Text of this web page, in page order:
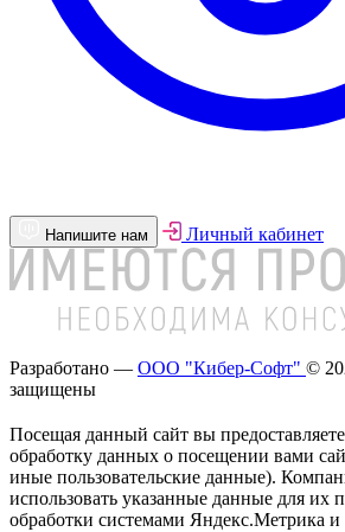
Напишите нам Личный кабинет
Разработано — ООО "Кибер-Софт" ©
защищены
Посещая данный сайт вы предоставляете
обработку данных о посещении вами
иные пользовательские данные).
использовать указанные данные для их
обработки системами Яндекс.Метрика и